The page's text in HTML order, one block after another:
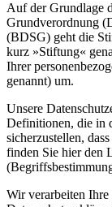
Auf der Grundlage
Grundverordnung
(BDSG) geht die
kurz »Stiftung«
Ihrer
genannt) um.
Unsere
Definitionen, die in
sicherzustellen,
finden Sie hier den
Wir verarbeiten